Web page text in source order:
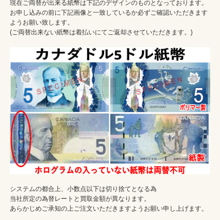
現在ご両替が出来る紙幣は下記のデザインのものとなっております。
お申し込みの前に下記画像と一致しているか必ずご確認いただきます
ようお願い致します。
(ご両替出来ない紙幣は着払いにてご返却させていただきます。)
システムの都合上、小数点以下は切り捨てとなる為
当社所定の為替レートと買取金額が異なります。
あらかじめご承知の上ご注文いただきますようお願い申し上げます。